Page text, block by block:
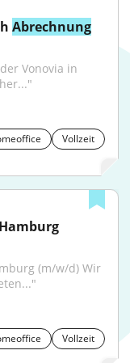
Abrechnung
Vollzeit
(m/w/d) Wir
Vollzeit